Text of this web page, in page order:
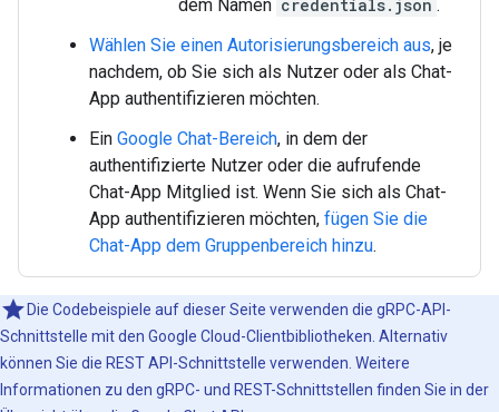
dem Namen credentials.json .
Wählen Sie einen Autorisierungsbereich aus, je
nachdem, ob Sie sich als Nutzer oder als Chat-
App authentifizieren möchten.
Ein Google Chat-Bereich, in dem der
authentifizierte Nutzer oder die aufrufende
Chat-App Mitglied ist. Wenn Sie sich als Chat-
App authentifizieren möchten, fügen Sie die
Chat-App dem Gruppenbereich hinzu.
Die Codebeispiele auf dieser Seite verwenden die gRPC-API-
Schnittstelle mit den Google Cloud-Clientbibliotheken. Alternativ
können Sie die REST API-Schnittstelle verwenden. Weitere
Informationen zu den gRPC- und REST-Schnittstellen finden Sie in der